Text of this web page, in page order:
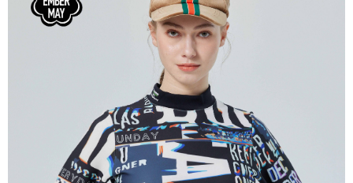
每筆NT$60
付款後7-11取貨
每筆NT$60